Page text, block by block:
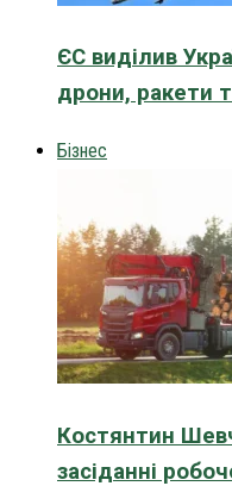
ЄС виділив
дрони, ракети
Бізнес
Костянтин
засіданні